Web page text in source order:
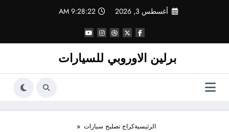
أغسطس 3, 2026 9:28:22 AM
برلين الاوروبي للسيارات
الرئيسيةكراج تصليح سيارات